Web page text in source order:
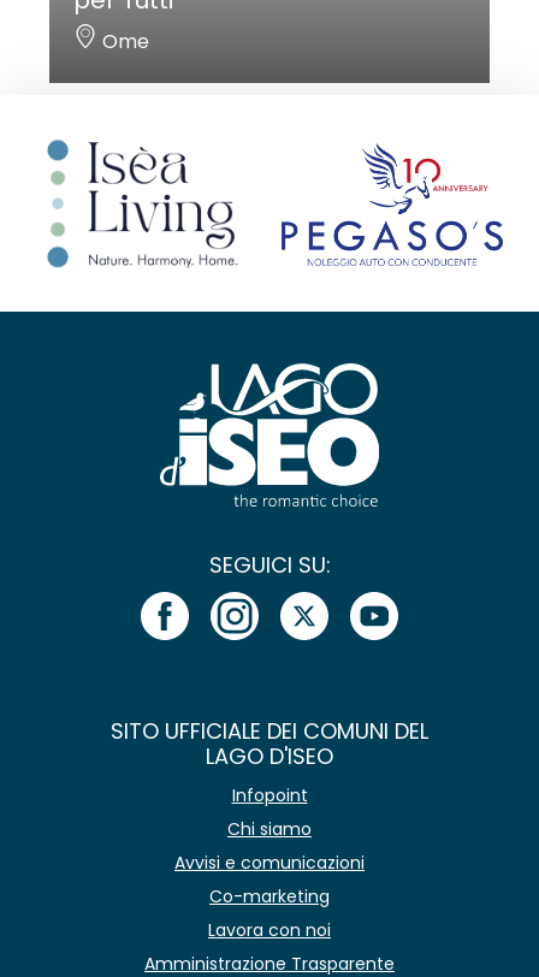
Ome
SEGUICI SU:
SITO UFFICIALE DEI COMUNI DEL
LAGO D'ISEO
Infopoint
Chi siamo
Avvisi e comunicazioni
Co-marketing
Lavora con noi
Amministrazione Trasparente